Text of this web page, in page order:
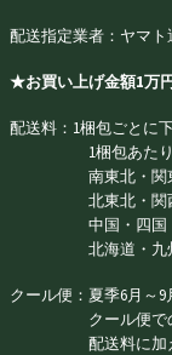
配送指定業者：ヤマト
★お買い上げ金額1万
配送料：1梱包ごとに
1梱包あたり最
南東北・関東・
北東北・関西
中国・四国
北海道・九州
クール便：夏季6月～9
クール便でのお
配送料に加え、ク